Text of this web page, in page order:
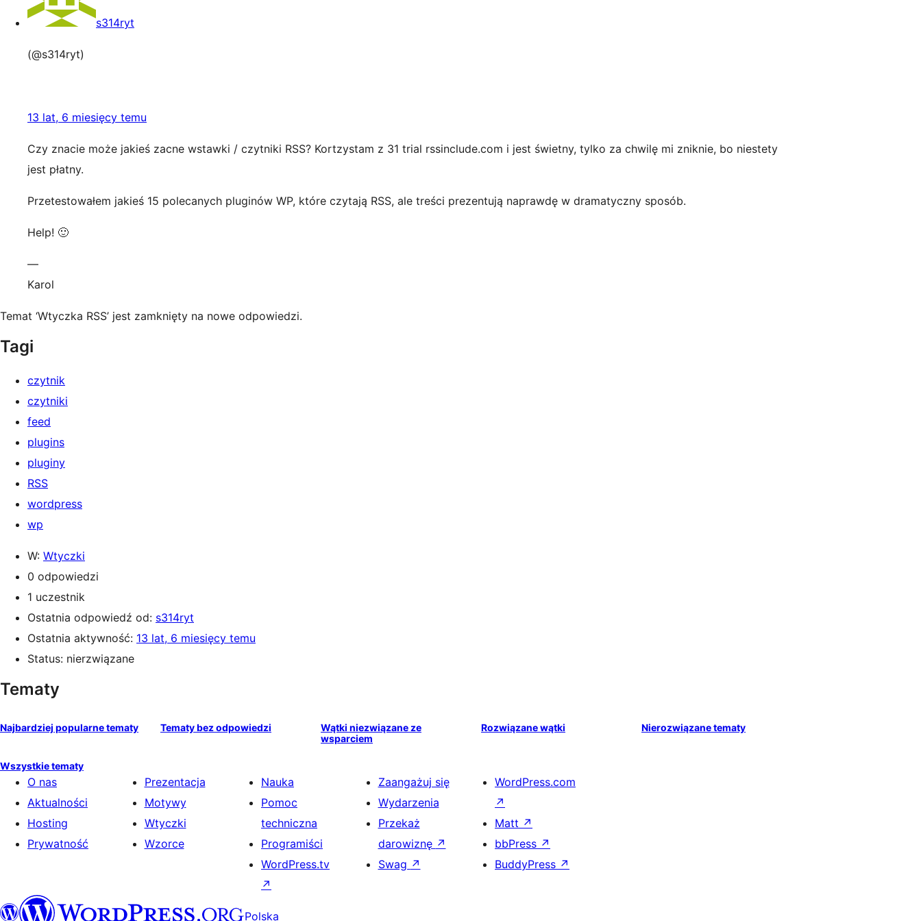
s314ryt
(@s314ryt)
13 lat, 6 miesięcy temu
Czy znacie może jakieś zacne wstawki / czytniki RSS? Kortzystam z 31 trial rssinclude.com i jest świetny, tylko za chwilę mi zniknie, bo niestety
jest płatny.
Przetestowałem jakieś 15 polecanych pluginów WP, które czytają RSS, ale treści prezentują naprawdę w dramatyczny sposób.
Help! 🙂
—
Karol
Temat ‘Wtyczka RSS’ jest zamknięty na nowe odpowiedzi.
Tagi
czytnik
czytniki
feed
plugins
pluginy
RSS
wordpress
wp
W: Wtyczki
0 odpowiedzi
1 uczestnik
Ostatnia odpowiedź od: s314ryt
Ostatnia aktywność: 13 lat, 6 miesięcy temu
Status: nierzwiązane
Tematy
Najbardziej popularne tematy Tematy bez odpowiedzi
Wątki niezwiązane ze
wsparciem
Rozwiązane wątki Nierozwiązane tematy
Wszystkie tematy
O nas
Aktualności
Hosting
Prywatność
Prezentacja
Motywy
Wtyczki
Wzorce
Nauka
Pomoc
techniczna
Programiści
WordPress.tv
↗
Zaangażuj się
Wydarzenia
Przekaż
darowiznę ↗
Swag ↗
WordPress.com
↗
Matt ↗
bbPress ↗
BuddyPress ↗
Polska